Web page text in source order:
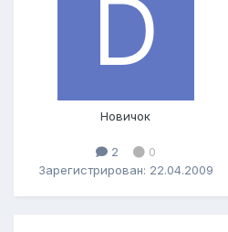
Новичок
2
0
Зарегистрирован: 22.04.2009